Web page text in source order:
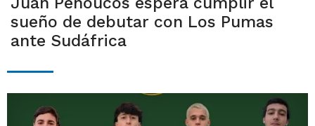
sueño de debutar con Los Pumas
ante Sudáfrica